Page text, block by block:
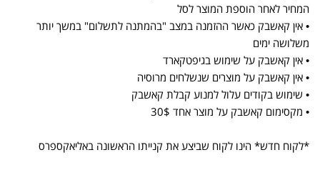
המחיר לאחר הוספת המוצר לסל
• אין קאשבק כאשר ההזמנה במצב "בהמתנה לתשלום" במשך יותר
משלושה ימים
• אין קאשבק על שימוש בגיפטקארד
• אין קאשבק על מוצרים שנשלחים מרוסיה
• שימוש בקודים עלול למנוע קבלת קאשבק
• מקסימום קאשבק על מוצר אחד 30$
*לקוח חדש* הינו לקוח שביצע את קנייתו הראשונה באליאקספרס